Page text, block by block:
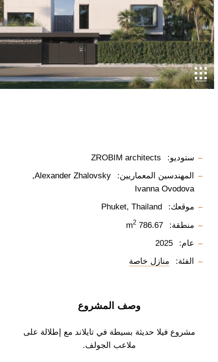
ستوديو:
المهندسين المعماريين:
Alexander Zhalovsky
Ivanna Ovodova
موقعك:
منطقة:
2
عام:
الفئة:
منازل خاصة
وصف المشروع
مشروع فيلا حديثة بسيطة في تايلاند مع إطلالة على
ملاعب الجولف.